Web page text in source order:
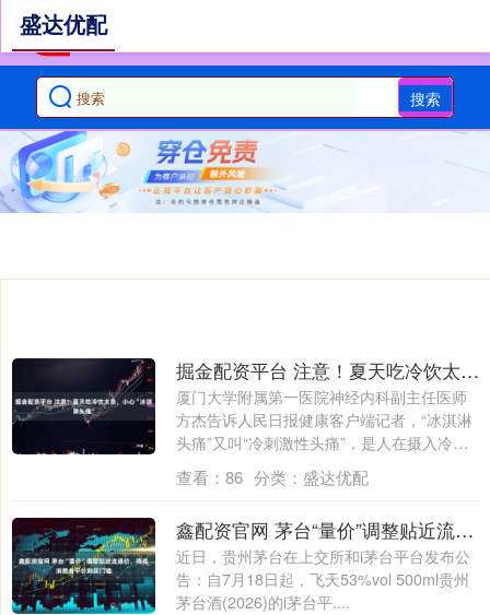
搜索
盛达优配
掘金配资平台 注意！夏天吃冷饮太急，小心“冰淇淋头痛”
厦门大学附属第一医院神经内科副主任医师
方杰告诉人民日报健康客户端记者，“冰淇淋
头痛”又叫“冷刺激性头痛”，是人在摄入冷
物....
查看： 86 分类： 盛达优配
鑫配资官网 茅台“量价”调整贴近流通价，降低消费者平价购买门槛
近日，贵州茅台在上交所和i茅台平台发布公
告：自7月18日起，飞天53%vol 500ml贵州
茅台酒(2026)的i茅台平....